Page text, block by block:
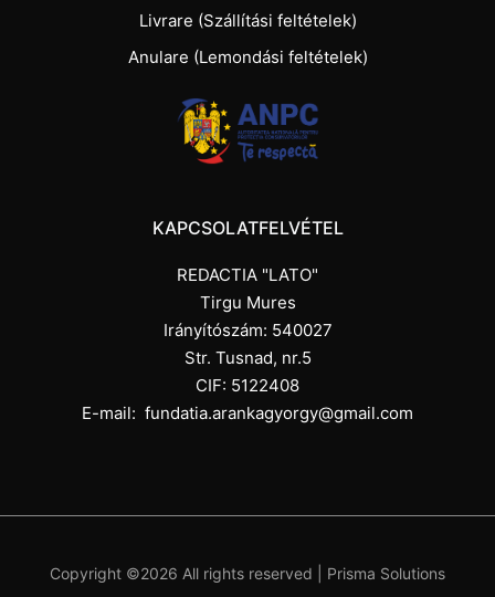
Livrare (Szállítási feltételek)
Anulare (Lemondási feltételek)
KAPCSOLATFELVÉTEL
REDACTIA "LATO"
Tirgu Mures
Irányítószám: 540027
Str. Tusnad, nr.5
CIF: 5122408
E-mail: fundatia.arankagyorgy@gmail.com
Copyright ©2026 All rights reserved | Prisma Solutions